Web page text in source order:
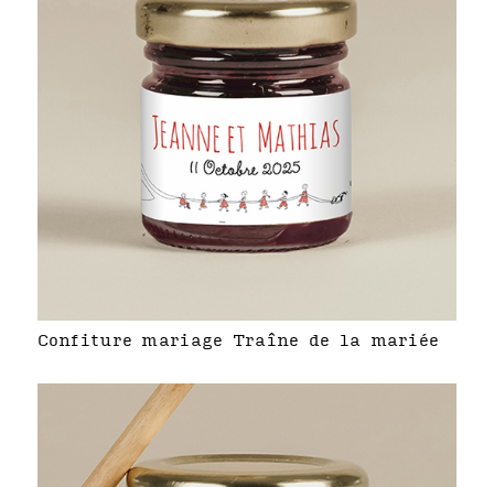
Confiture mariage Traîne de la mariée